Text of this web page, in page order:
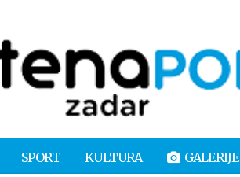
SPORT KULTURA GALERIJE